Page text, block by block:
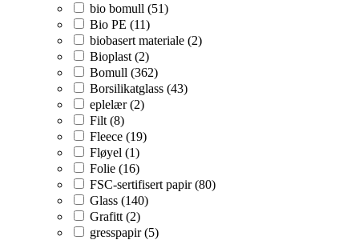
bio bomull (51)
Bio PE (11)
biobasert materiale (2)
Bioplast (2)
Bomull (362)
Borsilikatglass (43)
eplelær (2)
Filt (8)
Fleece (19)
Fløyel (1)
Folie (16)
FSC-sertifisert papir (80)
Glass (140)
Grafitt (2)
gresspapir (5)